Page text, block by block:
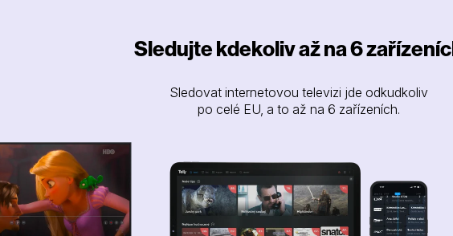
Sledujte kdekoliv až na 6
Sledovat internetovou televizi jde odkudkoliv
po celé EU, a to až na 6 zařízeních.